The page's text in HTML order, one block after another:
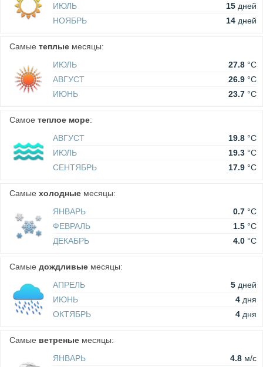
ИЮЛЬ
15 дней
НОЯБРЬ
14 дней
Самые теплые месяцы:
ИЮЛЬ
27.8 °C
АВГУСТ
26.9 °C
ИЮНЬ
23.7 °C
Самое теплое море:
АВГУСТ
19.8 °C
ИЮЛЬ
19.3 °C
СЕНТЯБРЬ
17.9 °C
Самые холодные месяцы:
ЯНВАРЬ
0.7 °C
ФЕВРАЛЬ
1.5 °C
ДЕКАБРЬ
4.0 °C
Самые дождливые месяцы:
АПРЕЛЬ
5 дней
ИЮНЬ
4 дня
ОКТЯБРЬ
4 дня
Самые ветреные месяцы:
ЯНВАРЬ
4.8 м/c